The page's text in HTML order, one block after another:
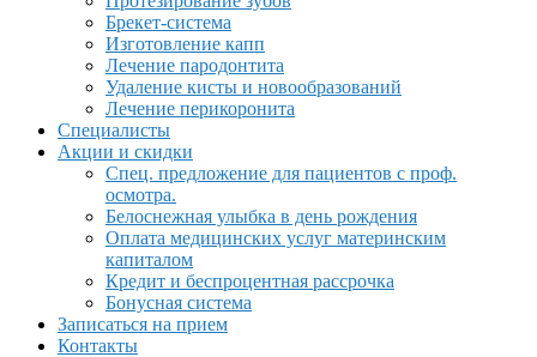
Брекет-система
Изготовление капп
Лечение пародонтита
Удаление кисты и новообразований
Лечение перикоронита
Специалисты
Акции и скидки
Спец. предложение для пациентов с проф.
осмотра.
Белоснежная улыбка в день рождения
Оплата медицинских услуг материнским
капиталом
Кредит и беспроцентная рассрочка
Бонусная система
Записаться на прием
Контакты